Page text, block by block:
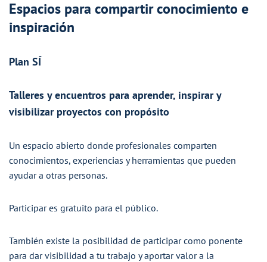
Espacios para compartir conocimiento e
inspiración
Plan SÍ
Talleres y encuentros para aprender, inspirar y
visibilizar proyectos con propósito
Un espacio abierto donde profesionales comparten
conocimientos, experiencias y herramientas que pueden
ayudar a otras personas.
Participar es gratuito para el público.
También existe la posibilidad de participar como ponente
para dar visibilidad a tu trabajo y aportar valor a la